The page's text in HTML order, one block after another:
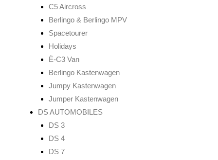
C5 Aircross
Berlingo & Berlingo MPV
Spacetourer
Holidays
Ë-C3 Van
Berlingo Kastenwagen
Jumpy Kastenwagen
Jumper Kastenwagen
DS AUTOMOBILES
DS 3
DS 4
DS 7